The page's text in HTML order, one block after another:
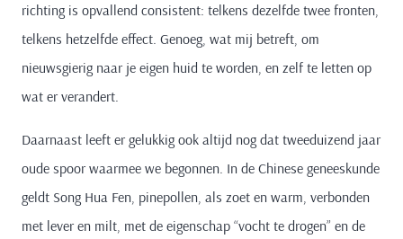
richting is opvallend consistent: telkens dezelfde twee fronten,
telkens hetzelfde effect. Genoeg, wat mij betreft, om
nieuwsgierig naar je eigen huid te worden, en zelf te letten op
wat er verandert.
Daarnaast leeft er gelukkig ook altijd nog dat tweeduizend jaar
oude spoor waarmee we begonnen. In de Chinese geneeskunde
geldt Song Hua Fen, pinepollen, als zoet en warm, verbonden
met lever en milt, met de eigenschap “vocht te drogen” en de